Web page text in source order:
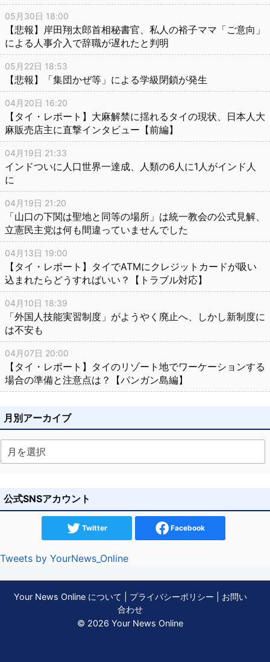
05月30日 18:00
【悲報】岸田翔太郎首相秘書官、私人の裕子ママ「ご意向」
による人事介入で辞職が遅れたと判明
05月22日 18:53
【悲報】「集団かぜ等」による学級閉鎖が発生
04月20日 16:20
【タイ・レポート】大麻解禁に揺れるタイの現状、日本人大
麻販売店主に直撃インタビュー【前編】
04月19日 21:33
インドついに人口世界一達成、人類の6人に1人がインド人
に
04月19日 21:20
「山口の下関は聖地と同等の場所」は統一教会の公式見解、
立憲民主党は何も間違っていませんでした
04月13日 19:00
【タイ・レポート】タイでATMにクレジットカードが吸い
込まれたらどうすればいい？【トラブル対応】
04月10日 18:39
「外国人技能実習制度」がようやく廃止へ、しかし新制度に
は不安も
04月07日 20:00
【タイ・レポート】タイのリゾート地でワーケーションする
場合の準備と注意点は？【パンガン島編】
月別アーカイブ
公式SNSアカウント
Twitter Facebook
Tweets by YourNews_Online
Your News Online について プライバシーポリシー
お問い
合わせ
© 2026 Your News Online